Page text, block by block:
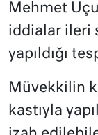
Mehmet
iddialar ileri
yapıldığı
Müvekkilin
kastıyla